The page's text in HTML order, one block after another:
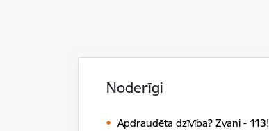
Noderīgi
Apdraudēta dzīvība? Zvani - 113!